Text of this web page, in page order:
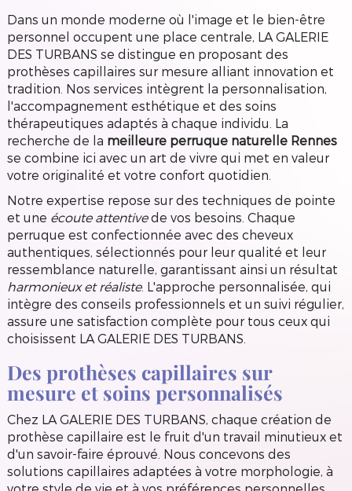
Dans un monde moderne où l'image et le bien-être
personnel occupent une place centrale, LA GALERIE
DES TURBANS se distingue en proposant des
prothèses capillaires sur mesure alliant innovation et
tradition. Nos services intègrent la personnalisation,
l'accompagnement esthétique et des soins
thérapeutiques adaptés à chaque individu. La
recherche de la meilleure perruque naturelle Rennes
se combine ici avec un art de vivre qui met en valeur
votre originalité et votre confort quotidien.
Notre expertise repose sur des techniques de pointe
et une écoute attentivede vos besoins. Chaque
perruque est confectionnée avec des cheveux
authentiques, sélectionnés pour leur qualité et leur
ressemblance naturelle, garantissant ainsi un résultat
harmonieux et réaliste. L'approche personnalisée, qui
intègre des conseils professionnels et un suivi régulier,
assure une satisfaction complète pour tous ceux qui
choisissent LA GALERIE DES TURBANS.
Des prothèses capillaires sur
mesure et soins personnalisés
Chez LA GALERIE DES TURBANS, chaque création de
prothèse capillaire est le fruit d'un travail minutieux et
d'un savoir-faire éprouvé. Nous concevons des
solutions capillaires adaptées à votre morphologie, à
votre style de vie et à vos préférences personnelles.